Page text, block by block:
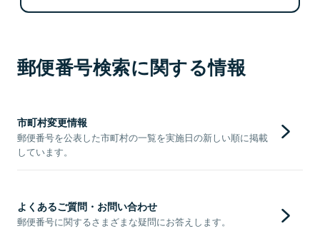
郵便番号検索に関する情報
市町村変更情報
郵便番号を公表した市町村の一覧を実施日の新しい順に掲載
しています。
よくあるご質問・お問い合わせ
郵便番号に関するさまざまな疑問にお答えします。